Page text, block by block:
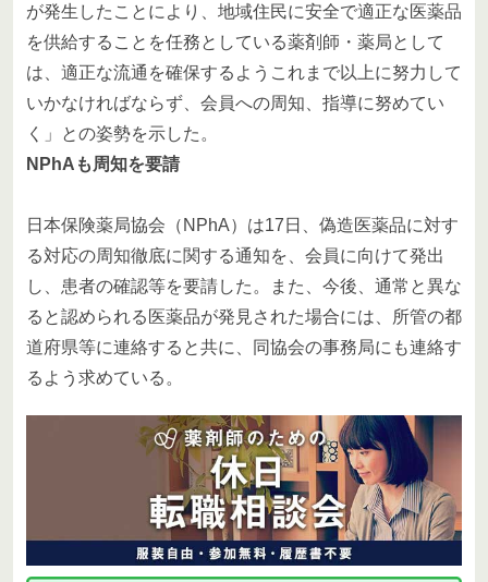
が発生したことにより、地域住民に安全で適正な医薬品
を供給することを任務としている薬剤師・薬局として
は、適正な流通を確保するようこれまで以上に努力して
いかなければならず、会員への周知、指導に努めてい
く」との姿勢を示した。
NPhAも周知を要請
日本保険薬局協会（NPhA）は17日、偽造医薬品に対す
る対応の周知徹底に関する通知を、会員に向けて発出
し、患者の確認等を要請した。また、今後、通常と異な
ると認められる医薬品が発見された場合には、所管の都
道府県等に連絡すると共に、同協会の事務局にも連絡す
るよう求めている。